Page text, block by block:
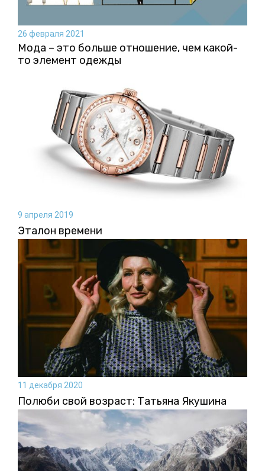
26 февраля 2021
Мода – это больше отношение, чем какой-
то элемент одежды
9 апреля 2019
Эталон времени
11 декабря 2020
Полюби свой возраст: Татьяна Якушина